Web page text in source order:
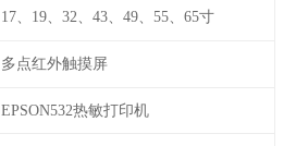
17、19、32、43、49、55、65寸
多点红外触摸屏
EPSON532热敏打印机